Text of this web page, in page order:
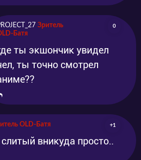
Зритель
Батя
0
ты экшончик увидел
ты точно смотрел
OLD-Батя +1
вникуда просто..